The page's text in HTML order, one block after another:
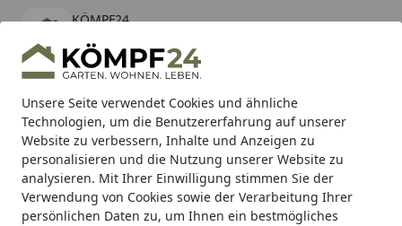
Unsere Seite verwendet Cookies und ähnliche
Technologien, um die Benutzererfahrung auf unserer
Website zu verbessern, Inhalte und Anzeigen zu
personalisieren und die Nutzung unserer Website zu
analysieren. Mit Ihrer Einwilligung stimmen Sie der
Verwendung von Cookies sowie der Verarbeitung Ihrer
persönlichen Daten zu, um Ihnen ein bestmögliches
KÖMPF24
kostenlos - Im App Store
Hotline
Alle Produkte
Mein Konto
Suchen
Karibu Pools inkl. gratis Sandfilteranlage & Pool-
Starterset (Gesamtwert bis 468,99€)